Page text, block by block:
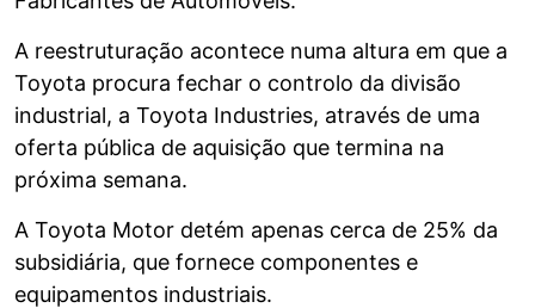
A reestruturação acontece numa altura em que a
Toyota procura fechar o controlo da divisão
industrial, a Toyota Industries, através de uma
oferta pública de aquisição que termina na
próxima semana.
A Toyota Motor detém apenas cerca de 25% da
subsidiária, que fornece componentes e
equipamentos industriais.